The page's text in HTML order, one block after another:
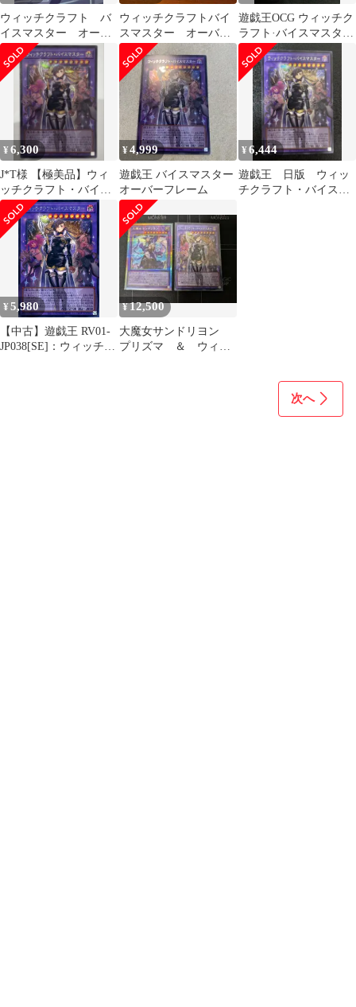
ウィッチクラフト バ
イスマスター オーバ
ーフレーム 遊戯王
シークレット
ウィッチクラフトバイ
スマスター オーバー
フレーム アジアシー
クレット ⑥
遊戯王OCG ウィッチク
ラフト·バイスマスター
オーバーフレーム シー
クレット
¥6,300
J*T様 【極美品】ウィ
ッチクラフト・バイス
マスター オーバーフレ
ーム
¥4,999
遊戯王 バイスマスター
オーバーフレーム
¥6,444
遊戯王 日版 ウィッ
チクラフト・バイスマ
¥5,980
【中古】遊戯王 RV01-
JP038[SE]：ウィッチク
¥12,500
大魔女サンドリヨン
プリズマ ＆ ウィッ
次へ